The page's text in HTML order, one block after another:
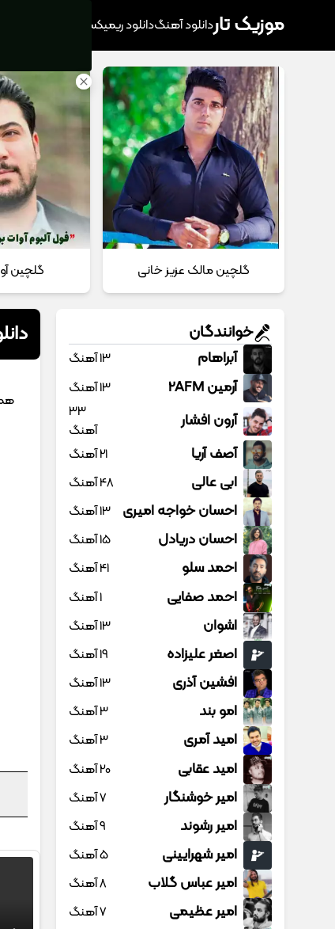
موزیک تاردانلود آهنگدانلود ریمیکس
گلچین مالک عزیز خانی گلچین
خوانندگان
آبراهام 13 آهنگ
آرمین 2AFM 13 آهنگ
آرون افشار
33
آهنگ
آصف آریا 21 آهنگ
ابی عالی 48 آهنگ
احسان خواجه امیری 13 آهنگ
احسان دریادل 15 آهنگ
احمد سلو 41 آهنگ
احمد صفایی 1 آهنگ
اشوان 13 آهنگ
اصغر علیزاده 19 آهنگ
افشین آذری 13 آهنگ
امو بند 3 آهنگ
امید آمری 3 آهنگ
امید عقابی 20 آهنگ
امیر خوشنگار 7 آهنگ
امیر رشوند 9 آهنگ
امیر شهرایینی 5 آهنگ
امیر عباس گلاب 8 آهنگ
امیر عظیمی 7 آهنگ